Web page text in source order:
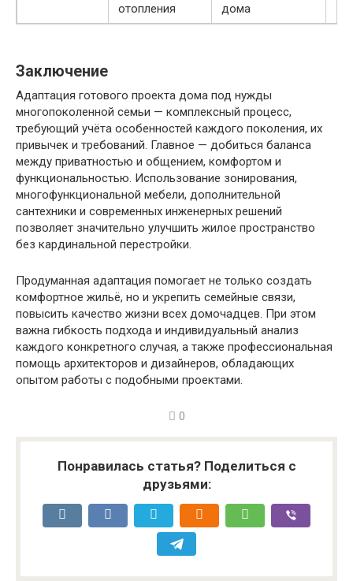
отопления
дома
Заключение
Адаптация готового проекта дома под нужды
многопоколенной семьи — комплексный процесс,
требующий учёта особенностей каждого поколения, их
привычек и требований. Главное — добиться баланса
между приватностью и общением, комфортом и
функциональностью. Использование зонирования,
многофункциональной мебели, дополнительной
сантехники и современных инженерных решений
позволяет значительно улучшить жилое пространство
без кардинальной перестройки.
Продуманная адаптация помогает не только создать
комфортное жильё, но и укрепить семейные связи,
повысить качество жизни всех домочадцев. При этом
важна гибкость подхода и индивидуальный анализ
каждого конкретного случая, а также профессиональная
помощь архитекторов и дизайнеров, обладающих
опытом работы с подобными проектами.
0
Понравилась статья? Поделиться с
друзьями: